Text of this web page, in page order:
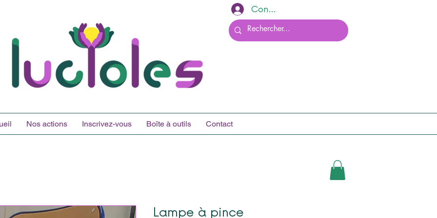
Connexion
Nos actions Inscrivez-vous Boîte à outils Contact
Lampe à pince